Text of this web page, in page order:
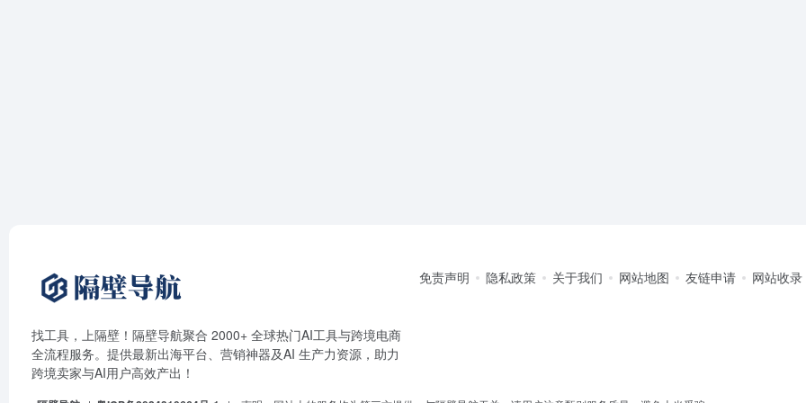
找工具，上隔壁！隔壁导航聚合 2000+ 全球热门AI工具与跨境电商
全流程服务。提供最新出海平台、营销神器及AI 生产力资源，助力
跨境卖家与AI用户高效产出！
免责声明 隐私政策 关于我们 网站地图 友链申请 网站收录